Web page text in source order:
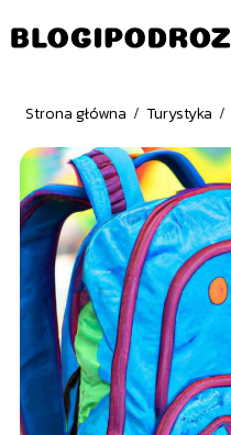
Strona główna / Turystyka /